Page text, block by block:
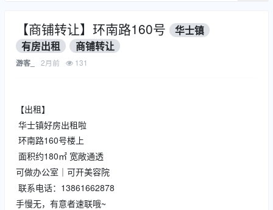
【商铺转让】环南路160号
华士镇
有房出租
商铺转让
游客_ 2月前 131
【出租】
华士镇好房出租啦
环南路160号楼上
面积约180㎡ 宽敞通透
可做办公室｜可开美容院
联系电话：13861662878
手慢无，有意者速联哦~